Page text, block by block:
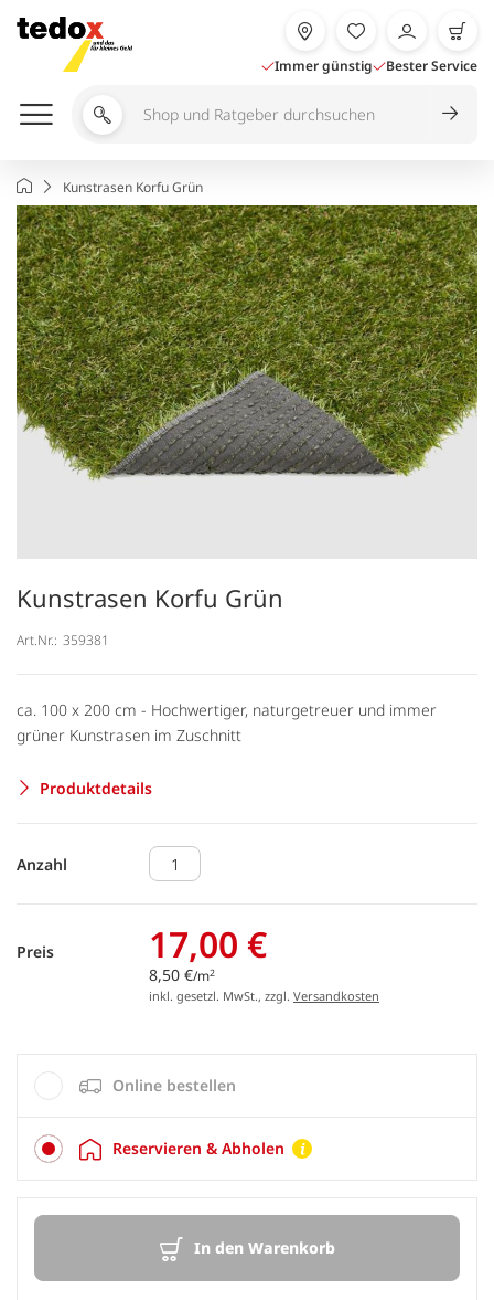
Inhalt
springen
Immer günstig Bester Service
Shop
durchsuchen
StartseiteKunstrasen Korfu Grün
Kunstrasen Korfu Grün
Art.Nr.: 359381
ca. 100 x 200 cm - Hochwertiger, naturgetreuer und immer
grüner Kunstrasen im Zuschnitt
Produktdetails
Anzahl
Preis 17,00 €
8,50 €/m2
inkl. gesetzl. MwSt., zzgl. Versandkosten
Online bestellen
Reservieren & Abholen
In den Warenkorb